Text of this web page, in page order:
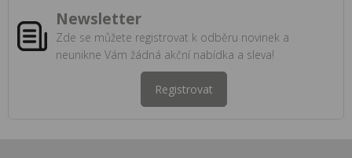
Newsletter
Zde se můžete registrovat k odběru novinek a
neunikne Vám žádná akční nabídka a sleva!
Registrovat